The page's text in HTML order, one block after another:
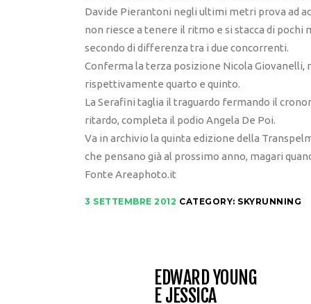
Davide Pierantoni negli ultimi metri prova ad
non riesce a tenere il ritmo e si stacca di pochi
secondo di differenza tra i due concorrenti.
Conferma la terza posizione Nicola Giovanelli,
rispettivamente quarto e quinto.
La Serafini taglia il traguardo fermando il
ritardo, completa il podio Angela De Poi.
Va in archivio la quinta edizione della
che pensano già al prossimo anno, magari
Fonte Areaphoto.it
3 SETTEMBRE 2012 CATEGORY: SKYRUNNING
EDWARD YOUNG
E JESSICA